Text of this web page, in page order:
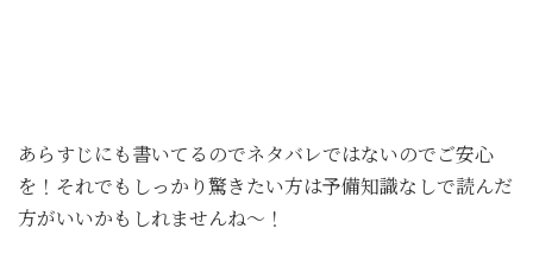
あらすじにも書いてるのでネタバレではないのでご安心
を！それでもしっかり驚きたい方は予備知識なしで読んだ
方がいいかもしれませんね～！